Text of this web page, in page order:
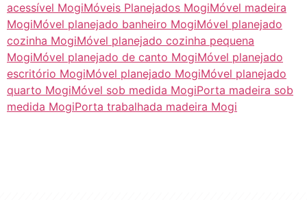
acessível MogiMóveis Planejados MogiMóvel madeira
MogiMóvel planejado banheiro MogiMóvel planejado
cozinha MogiMóvel planejado cozinha pequena
MogiMóvel planejado de canto MogiMóvel planejado
escritório MogiMóvel planejado MogiMóvel planejado
quarto MogiMóvel sob medida MogiPorta madeira sob
medida MogiPorta trabalhada madeira Mogi